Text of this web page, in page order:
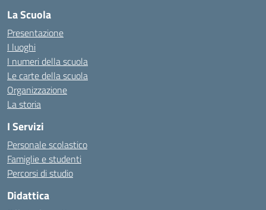
La Scuola
Presentazione
I luoghi
I numeri della scuola
Le carte della scuola
Organizzazione
La storia
I Servizi
Personale scolastico
Famiglie e studenti
Percorsi di studio
Didattica